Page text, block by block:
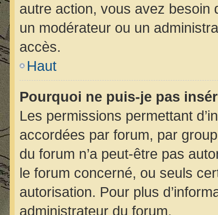
autre action, vous avez besoin
un modérateur ou un
accès.
Haut
Pourquoi ne puis-je pas
Les permissions permettant
accordées par forum, par
du forum n’a peut-être pas
le forum concerné, ou seuls
autorisation. Pour plus
administrateur du forum.